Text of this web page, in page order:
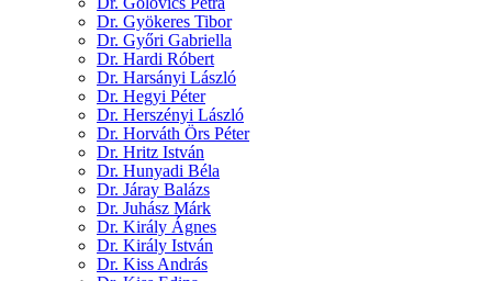
Dr. Gyökeres Tibor
Dr. Győri Gabriella
Dr. Hardi Róbert
Dr. Harsányi László
Dr. Hegyi Péter
Dr. Herszényi László
Dr. Horváth Örs Péter
Dr. Hritz István
Dr. Hunyadi Béla
Dr. Járay Balázs
Dr. Juhász Márk
Dr. Király Ágnes
Dr. Király István
Dr. Kiss András